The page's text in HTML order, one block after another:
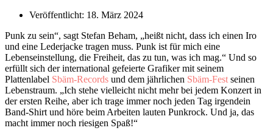
Veröffentlicht: 18. März 2024
Punk zu sein“, sagt Stefan Beham, „heißt nicht, dass ich einen Iro
und eine Lederjacke tragen muss. Punk ist für mich eine
Lebenseinstellung, die Freiheit, das zu tun, was ich mag.“ Und so
erfüllt sich der international gefeierte Grafiker mit seinem
Plattenlabel Sbäm-Records und dem jährlichen Sbäm-Fest seinen
Lebenstraum. „Ich stehe vielleicht nicht mehr bei jedem Konzert in
der ersten Reihe, aber ich trage immer noch jeden Tag irgendein
Band-Shirt und höre beim Arbeiten lauten Punkrock. Und ja, das
macht immer noch riesigen Spaß!“